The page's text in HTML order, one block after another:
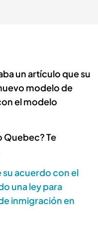
un artículo que su
modelo de
el modelo
Quebec? Te
su acuerdo con el
una ley para
inmigración en